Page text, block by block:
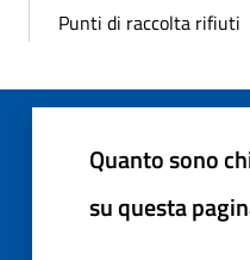
Punti di raccolta rifiuti
Quanto sono
su questa